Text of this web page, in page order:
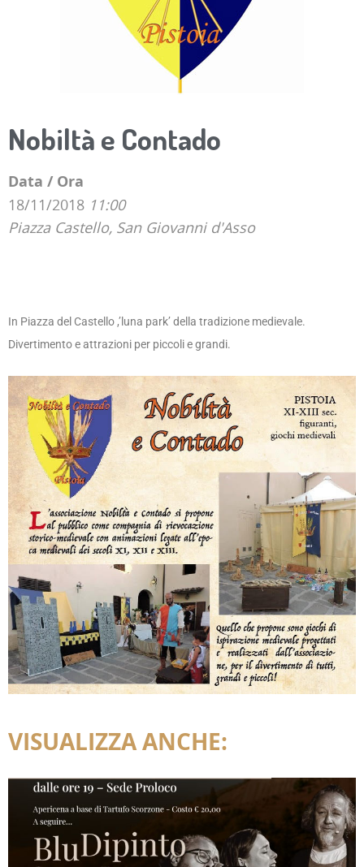
Nobiltà e Contado
Data / Ora
18/11/2018 11:00
Piazza Castello, San Giovanni d'Asso
In Piazza del Castello ,’luna park’ della tradizione medievale.
Divertimento e attrazioni per piccoli e grandi.
VISUALIZZA ANCHE: